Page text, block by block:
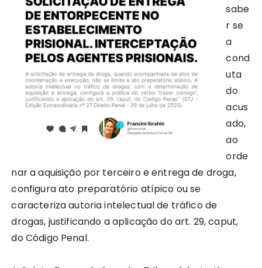
sabe
r se
a
cond
uta
do
acus
ado,
ao
orde
nar a aquisição por terceiro e entrega de droga,
configura ato preparatório atípico ou se
caracteriza autoria intelectual de tráfico de
drogas, justificando a aplicação do art. 29, caput,
do Código Penal.